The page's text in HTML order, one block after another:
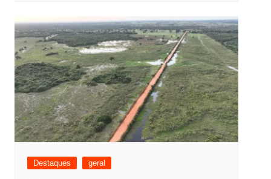
Destaques geral